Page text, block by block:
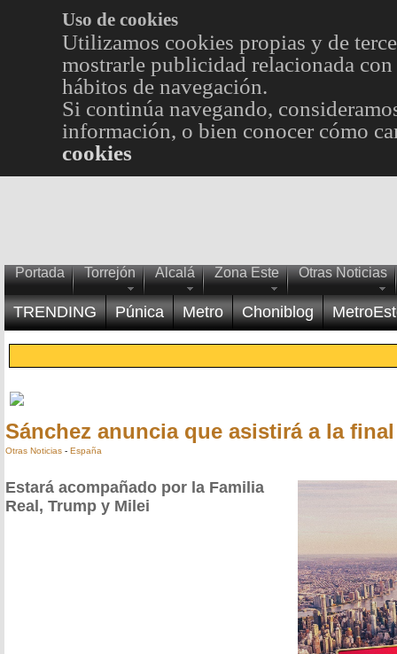
Uso de cookies
Utilizamos cookies propias y de
mostrarle publicidad relacionada
hábitos de navegación.
Si continúa navegando,
información, o bien conocer cómo
cookies
Portada Torrejón Alcalá Zona Este Otras Noticias
TRENDING Púnica Metro Choniblog
Sánchez anuncia que asistirá a la
Otras Noticias - España
Estará acompañado por la Familia
Real, Trump y Milei